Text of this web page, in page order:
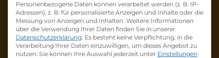
Die LehrstelleLehre Augenoptiker/inbei
sehen!wutscherist schonbesetzt.
Firmenprofil besuchen
Personenbezogene Daten können verarbeitet werden (z. B. IP-
Adressen), z. B. für personalisierte Anzeigen und Inhalte oder die
Messung von Anzeigen und Inhalten. Weitere Informationen
über die Verwendung Ihrer Daten finden Sie in unserer
Datenschutzerklärung. Es besteht keine Verpflichtung, in die
Verarbeitung Ihrer Daten einzuwilligen, um dieses Angebot zu
nutzen. Sie können Ihre Auswahl jederzeit unter Einstellungen